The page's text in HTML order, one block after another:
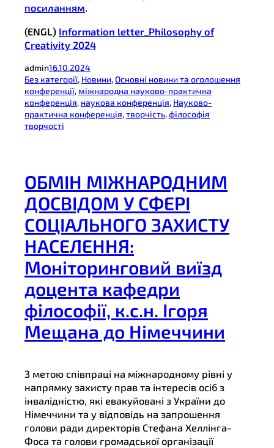
посиланням.
(ENGL) Information letter_Philosophy of
Creativity 2024
admin16.10.2024
Без категорії, Новини, Основні новини та оголошення
конференції, міжнародна науково-практична
конференція, наукова конференція, Науково-
практична конференція, творчість, філософія
творчості
ОБМІН МІЖНАРОДНИМ
ДОСВІДОМ У СФЕРІ
СОЦІАЛЬНОГО ЗАХИСТУ
НАСЕЛЕННЯ:
Моніторинговий виїзд
доцента кафедри
філософії, к.с.н. Ігоря
Мещана до Німеччини
З метою співпраці на міжнародному рівні у
напрямку захисту прав та інтересів осіб з
інвалідністю, які евакуйовані з України до
Німеччини та у відповідь на запрошення
голови ради директорів Стефана Хеллінга-
Фоса та голови громадської організації